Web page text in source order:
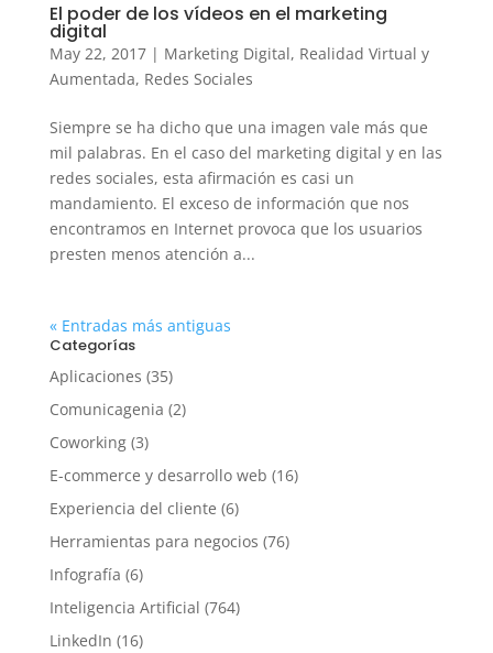
El poder de los vídeos en el marketing
digital
May 22, 2017| Marketing Digital, Realidad Virtual y
Aumentada, Redes Sociales
Siempre se ha dicho que una imagen vale más que
mil palabras. En el caso del marketing digital y en las
redes sociales, esta afirmación es casi un
mandamiento. El exceso de información que nos
encontramos en Internet provoca que los usuarios
presten menos atención a...
« Entradas más antiguas
Categorías
Aplicaciones (35)
Comunicagenia (2)
Coworking(3)
E-commerce y desarrollo web (16)
Experiencia del cliente (6)
Herramientas para negocios (76)
Infografía (6)
Inteligencia Artificial (764)
LinkedIn (16)